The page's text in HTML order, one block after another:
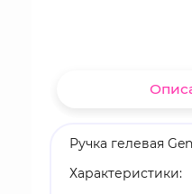
Ручка гелевая
Характеристики: